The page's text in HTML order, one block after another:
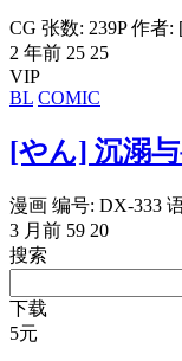
CG 张数: 239P 作者
2 年前 25 25
VIP
BL COMIC
[やん] 沉溺
漫画 编号: DX-333
3 月前 59 20
搜索
下载
5元